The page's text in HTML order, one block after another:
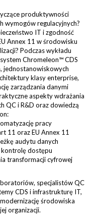
produktywności
wymogów regulacyjnych?
IT i zgodność
Annex 11 w środowisku
Podczas wykładu
Chromeleon™ CDS
jednostanowiskowych
klasy enterprise,
zarządzania danymi
aspekty wdrażania
QC i R&D oraz dowiedzą
pracy
11 oraz EU Annex 11
audytu danych
kontrolę dostępu
transformacji cyfrowej
specjalistów QC
CDS i infrastrukturę IT,
środowiska
organizacji.